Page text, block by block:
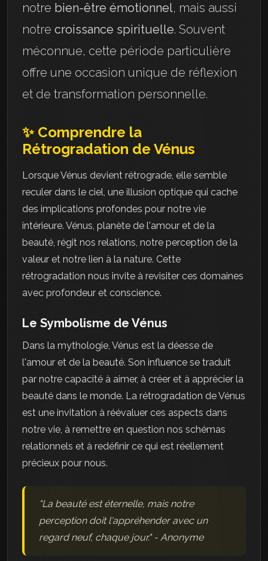
notre bien-être émotionnel, mais aussi
notre croissance spirituelle. Souvent
méconnue, cette période particulière
offre une occasion unique de réflexion
et de transformation personnelle.
✨ Comprendre la
Rétrogradation de Vénus
Lorsque Vénus devient rétrograde, elle semble
reculer dans le ciel, une illusion optique qui cache
des implications profondes pour notre vie
intérieure. Vénus, planète de l'amour et de la
beauté, régit nos relations, notre perception de la
valeur et notre lien à la nature. Cette
rétrogradation nous invite à revisiter ces domaines
avec profondeur et conscience.
Le Symbolisme de Vénus
Dans la mythologie, Vénus est la déesse de
l'amour et de la beauté. Son influence se traduit
par notre capacité à aimer, à créer et à apprécier la
beauté dans le monde. La rétrogradation de Vénus
est une invitation à réévaluer ces aspects dans
notre vie, à remettre en question nos schémas
relationnels et à redéfinir ce qui est réellement
précieux pour nous.
"La beauté est éternelle, mais notre
perception doit l'appréhender avec un
regard neuf, chaque jour." - Anonyme